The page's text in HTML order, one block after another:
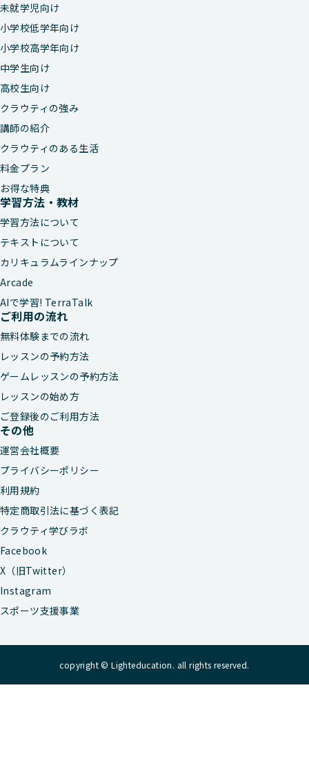
未就学児向け
小学校低学年向け
小学校高学年向け
中学生向け
高校生向け
クラウティの強み
講師の紹介
クラウティのある生活
料金プラン
お得な特典
学習方法・教材
学習方法について
テキストについて
カリキュラムラインナップ
Arcade
AIで学習! TerraTalk
ご利用の流れ
無料体験までの流れ
レッスンの予約方法
ゲームレッスンの予約方法
レッスンの始め方
ご登録後のご利用方法
その他
運営会社概要
プライバシーポリシー
利用規約
特定商取引法に基づく表記
クラウティ学びラボ
Facebook
X（旧Twitter）
Instagram
スポーツ支援事業
copyright © Lighteducation. all rights reserved.